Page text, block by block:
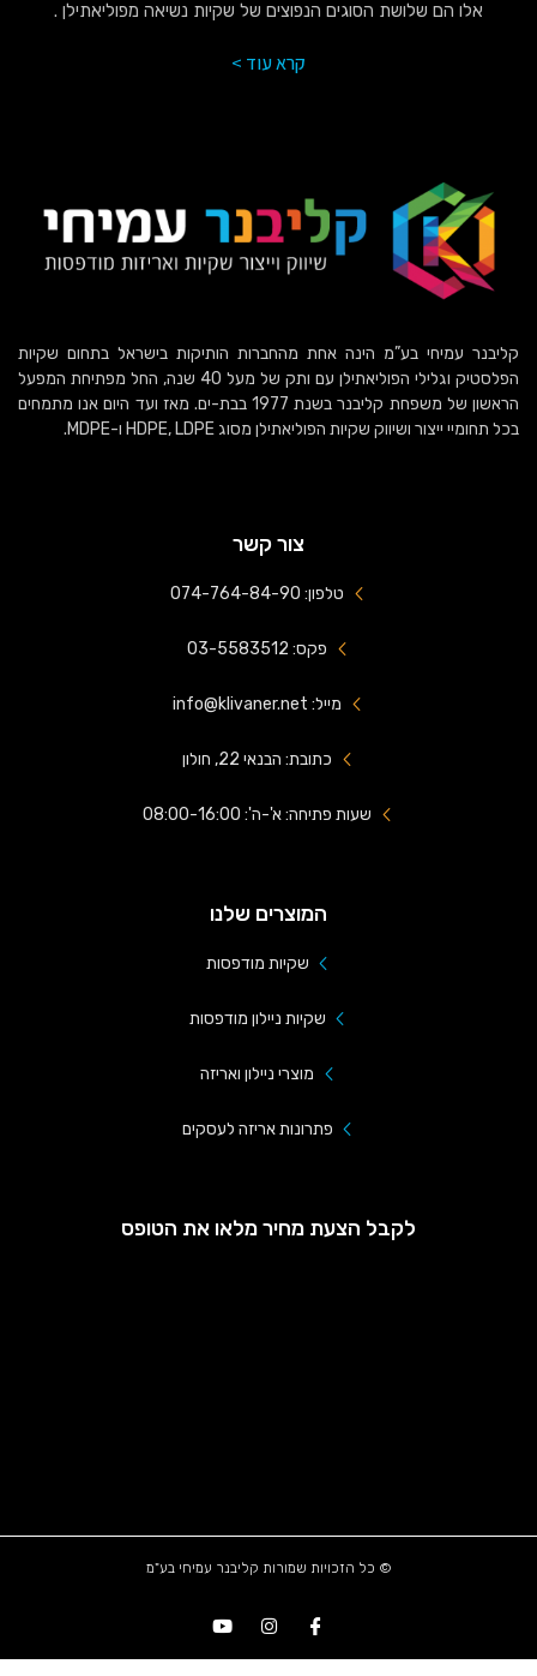
אלו הם שלושת הסוגים הנפוצים של שקיות נשיאה מפוליאתילן .
קרא עוד >
קליבנר עמיחי בע”מ הינה אחת מהחברות הותיקות בישראל בתחום שקיות
הפלסטיק וגלילי הפוליאתילן עם ותק של מעל 40 שנה, החל מפתיחת המפעל
הראשון של משפחת קליבנר בשנת 1977 בבת-ים. מאז ועד היום אנו מתמחים
בכל תחומיי ייצור ושיווק שקיות הפוליאתילן מסוג HDPE, LDPE ו-MDPE.
צור קשר
טלפון: 074-764-84-90
פקס: 03-5583512
מייל: info@klivaner.net
כתובת: הבנאי 22, חולון
שעות פתיחה: א'-ה': 08:00-16:00
המוצרים שלנו
שקיות מודפסות
שקיות ניילון מודפסות
מוצרי ניילון ואריזה
פתרונות אריזה לעסקים
לקבל הצעת מחיר מלאו את הטופס
© כל הזכויות שמורות קליבנר עמיחי בע"מ